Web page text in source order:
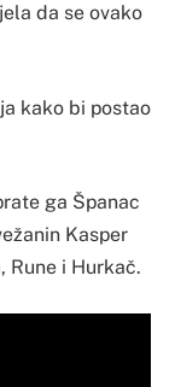
da se ovako
kako bi postao
ga Španac
Kasper
Rune i Hurkač.